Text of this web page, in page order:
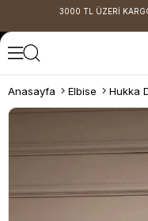
3000 TL ÜZERİ
Anasayfa Elbise Hukka